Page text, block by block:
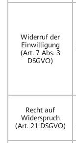
Widerruf der
Einwilligung
(Art. 7 Abs. 3
DSGVO)
Recht auf
Widerspruch
(Art. 21 DSGVO)